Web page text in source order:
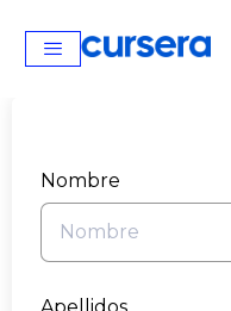
Nombre